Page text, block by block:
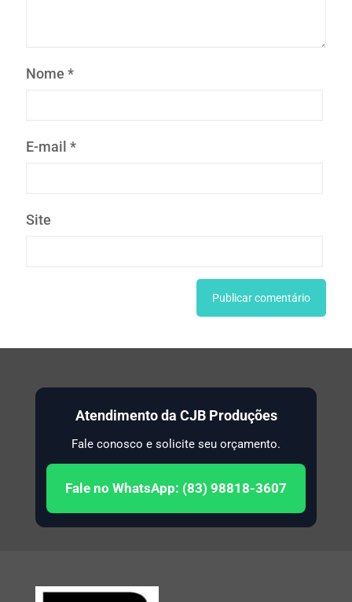
Nome *
E-mail *
Site
Atendimento da CJB Produções
Fale conosco e solicite seu orçamento.
Fale no WhatsApp: (83) 98818-3607